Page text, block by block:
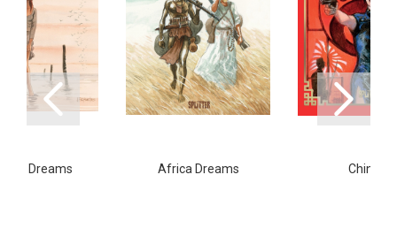
and Dreams Africa Dreams China Li